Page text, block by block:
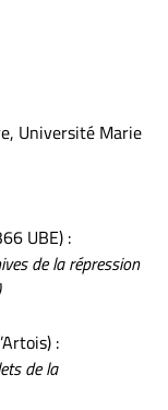
Université Marie
UBE) :
de la répression
:
de la